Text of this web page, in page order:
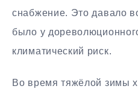
снабжение. Это давало
было у
климатический риск.
Во время тяжёлой зимы